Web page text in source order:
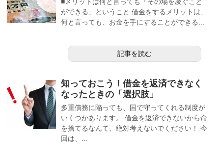
ができる」ということ 借金をするメリットは、
何と言っても、お金を手にすることができる...
記事を読む
知っておこう！借金を返済できなく
なったときの「選択肢」
多重債務に陥っても、国で守ってくれる制度が
いくつかあります。 借金を返済できないから命
を捨てるなんて、絶対考えないでください！ 今
回は、...